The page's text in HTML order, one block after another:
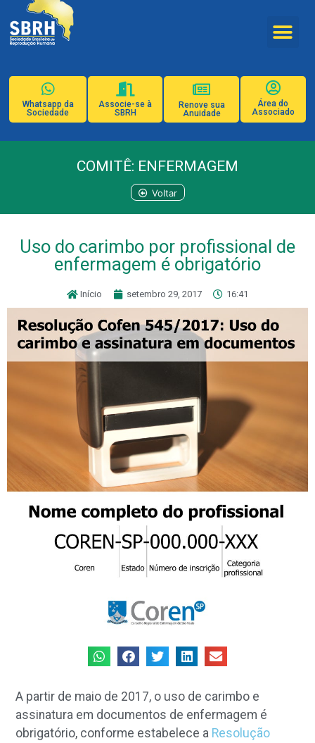
Whatsapp da
Sociedade
Associe-se à
SBRH
Renove sua
Anuidade
Área do
Associado
COMITÊ: ENFERMAGEM
Voltar
Uso do carimbo por profissional de
enfermagem é obrigatório
Início setembro 29, 2017 16:41
A partir de maio de 2017, o uso de carimbo e
assinatura em documentos de enfermagem é
obrigatório, conforme estabelece a Resolução